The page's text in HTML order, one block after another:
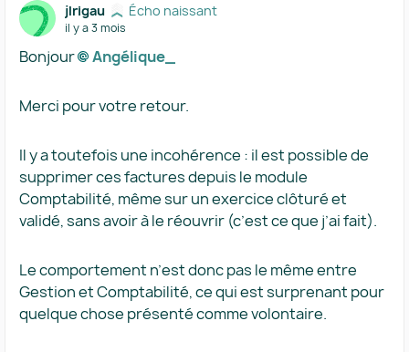
jlrigau Écho naissant
il y a 3 mois
Bonjour Angélique_​
Merci pour votre retour.
Il y a toutefois une incohérence : il est possible de
supprimer ces factures depuis le module
Comptabilité, même sur un exercice clôturé et
validé, sans avoir à le réouvrir (c’est ce que j’ai fait).
Le comportement n’est donc pas le même entre
Gestion et Comptabilité, ce qui est surprenant pour
quelque chose présenté comme volontaire.